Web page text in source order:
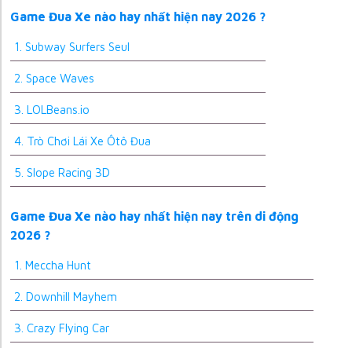
Game Đua Xe nào hay nhất hiện nay 2026 ?
1. Subway Surfers Seul
2. Space Waves
3. LOLBeans.io
4. Trò Chơi Lái Xe Ôtô Đua
5. Slope Racing 3D
Game Đua Xe nào hay nhất hiện nay trên di động
2026 ?
1. Meccha Hunt
2. Downhill Mayhem
3. Crazy Flying Car